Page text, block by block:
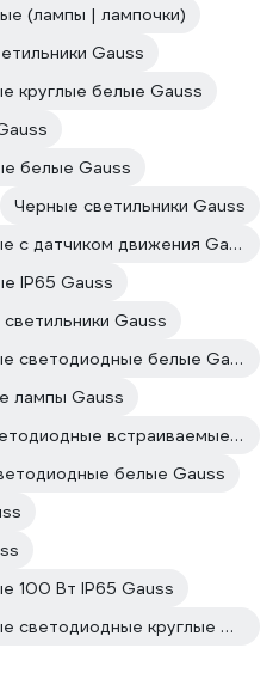
(лампы | лампочки)
Gauss
круглые белые Gauss
белые Gauss
Черные светильники Gauss
Прожекторы светодиодные с датчиком движения Gauss
IP65 Gauss
Gauss
Светильники встраиваемые светодиодные белые Gauss
лампы Gauss
Светильники точечные светодиодные встраиваемые Gauss
белые Gauss
100 Вт IP65 Gauss
Светильники встраиваемые светодиодные круглые Gauss